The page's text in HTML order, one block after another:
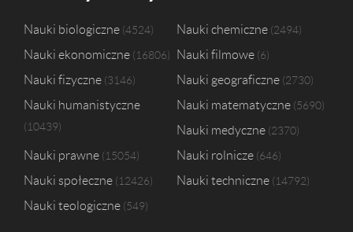
Nauki biologiczne 4524 Nauki chemiczne 2494
Nauki ekonomiczne 16806 Nauki filmowe 6
Nauki fizyczne 3146 Nauki geograficzne 2730
Nauki humanistyczne
10439
Nauki matematyczne 5690
Nauki medyczne 2370
Nauki prawne 15054 Nauki rolnicze 646
Nauki społeczne 12426 Nauki techniczne 14792
Nauki teologiczne 549